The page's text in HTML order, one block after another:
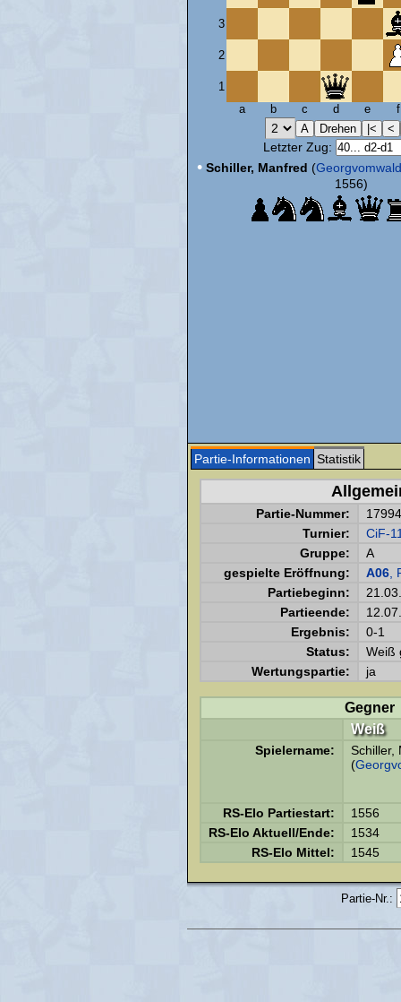
3
2
1
a
b c d e f
Letzter Zug:
• Schiller, Manfred (
1556)
Partie-Informationen Statistik
Partie-Nummer:
Turnier:
CiF-
Gruppe:
A
gespielte Eröffnung:
A06
Partiebeginn:
Partieende:
Ergebnis:
0-1
Status:
Weiß
Wertungspartie:
ja
Gegner
Weiß
Spielername:
Schiller,
(
RS-Elo Partiestart:
1556
RS-Elo Aktuell/Ende:
1534
RS-Elo Mittel:
1545
Partie-Nr.: